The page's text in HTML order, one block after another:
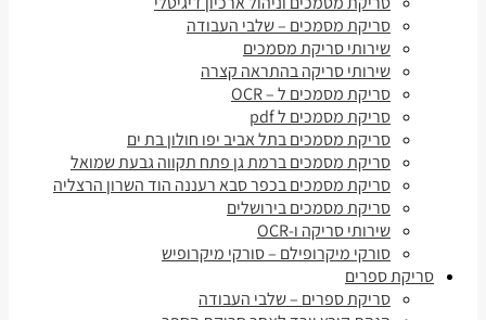
סריקת מסמכים – שלבי העבודה
שירותי סריקת מסמכים
שירותי סריקה בהתראה קצרה
סריקת מסמכים ל – OCR
סריקת מסמכים ל pdf
סריקת מסמכים בתל אביב יפו חולון בת ים
סריקת מסמכים ברמת גן פתח תקווה גבעת שמואל
סריקת מסמכים בכפר סבא רעננה הוד השרון הרצליה
סריקת מסמכים בירושלים
שירותי סריקה ו-OCR
סורקי מיקרופילם – סורקי מיקרופיש
סריקת ספרים
סריקת ספרים – שלבי העבודה